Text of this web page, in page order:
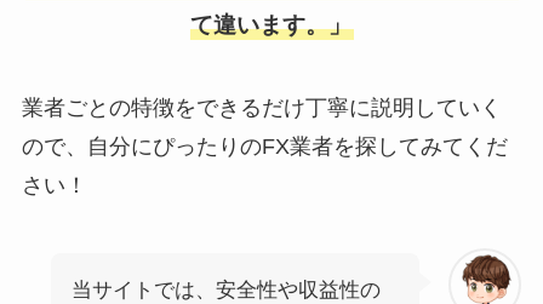
て違います。」
業者ごとの特徴をできるだけ丁寧に説明していく
ので、自分にぴったりのFX業者を探してみてくだ
さい！
当サイトでは、安全性や収益性の